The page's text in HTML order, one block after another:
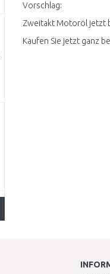
Vorschlag:
Zweitakt Motoröl jetzt
Kaufen Sie jetzt ganz